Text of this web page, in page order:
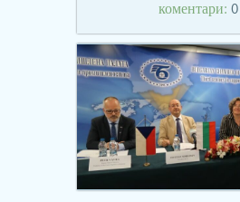
коментари: 0